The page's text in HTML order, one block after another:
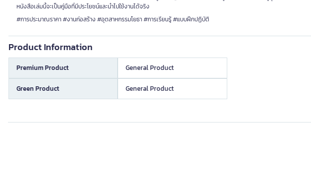
หนังสือเล่มนี้จะเป็นคู่มือที่มีประโยชน์และนำไปใช้งานได้จริง
#การประมาณราคา #งานก่อสร้าง #อุตสาหกรรมโยธา #การเรียนรู้ #แบบฝึกปฏิบัติ
Product Information
Premium Product General Product
Green Product General Product